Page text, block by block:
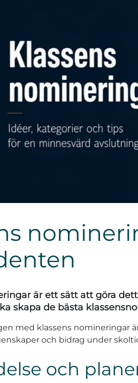
är ett sätt att göra
skapa de bästa
med klassens nomineringar
och bidrag under
och